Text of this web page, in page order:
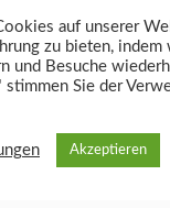
vs. MLM
Marketing-
auf unserer
zu bieten, indem
und Besuche
Sie der
Akzeptieren